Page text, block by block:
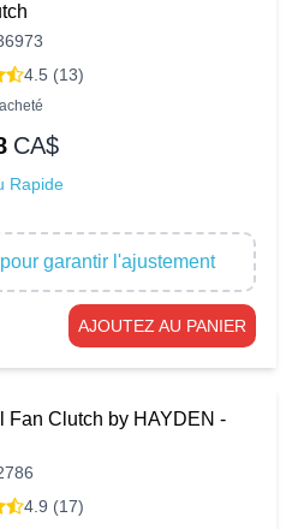
4.5 (13)
acheté
CA$
Rapide
garantir l'ajustement
AJOUTEZ AU PANIER
Fan Clutch by HAYDEN -
4.9 (17)